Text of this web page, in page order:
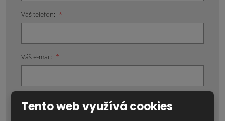
Váš telefon: *
Váš e-mail: *
Tento web využívá cookies